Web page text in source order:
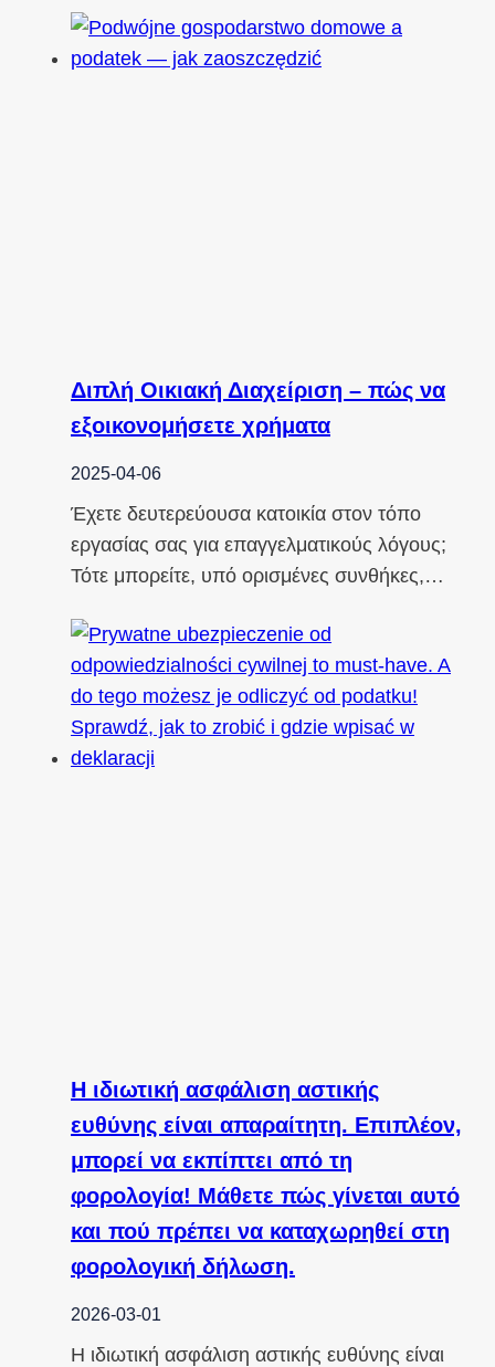
Διπλή Οικιακή Διαχείριση – πώς να
εξοικονομήσετε χρήματα
2025-04-06
Έχετε δευτερεύουσα κατοικία στον τόπο
εργασίας σας για επαγγελματικούς λόγους;
Τότε μπορείτε, υπό ορισμένες συνθήκες,…
Η ιδιωτική ασφάλιση αστικής
ευθύνης είναι απαραίτητη. Επιπλέον,
μπορεί να εκπίπτει από τη
φορολογία! Μάθετε πώς γίνεται αυτό
και πού πρέπει να καταχωρηθεί στη
φορολογική δήλωση.
2026-03-01
Η ιδιωτική ασφάλιση αστικής ευθύνης είναι